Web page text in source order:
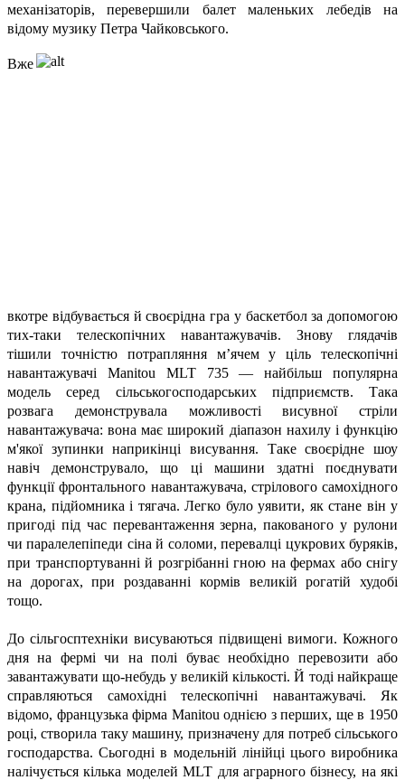
механізаторів, перевершили балет маленьких лебедів на
відому музику Петра Чайковського.
Вже
вкотре відбувається й своєрідна гра у баскетбол за допомогою
тих-таки телескопічних навантажувачів. Знову глядачів
тішили точністю потрапляння м’ячем у ціль телескопічні
навантажувачі Manitou MLT 735 — найбільш популярна
модель серед сільськогосподарських підприємств. Така
розвага демонструвала можливості висувної стріли
навантажувача: вона має широкий діапазон нахилу і функцію
м'якої зупинки наприкінці висування. Таке своєрідне шоу
навіч демонструвало, що ці машини здатні поєднувати
функції фронтального навантажувача, стрілового самохідного
крана, підйомника і тягача. Легко було уявити, як стане він у
пригоді під час перевантаження зерна, пакованого у рулони
чи паралелепіпеди сіна й соломи, перевалці цукрових буряків,
при транспортуванні й розгрібанні гною на фермах або снігу
на дорогах, при роздаванні кормів великій рогатій худобі
тощо.
До сільгосптехніки висуваються підвищені вимоги. Кожного
дня на фермі чи на полі буває необхідно перевозити або
завантажувати що-небудь у великій кількості. Й тоді найкраще
справляються самохідні телескопічні навантажувачі. Як
відомо, французька фірма Manіtou однією з перших, ще в 1950
році, створила таку машину, призначену для потреб сільського
господарства. Сьогодні в модельній лінійці цього виробника
налічується кілька моделей MLT для аграрного бізнесу, на які